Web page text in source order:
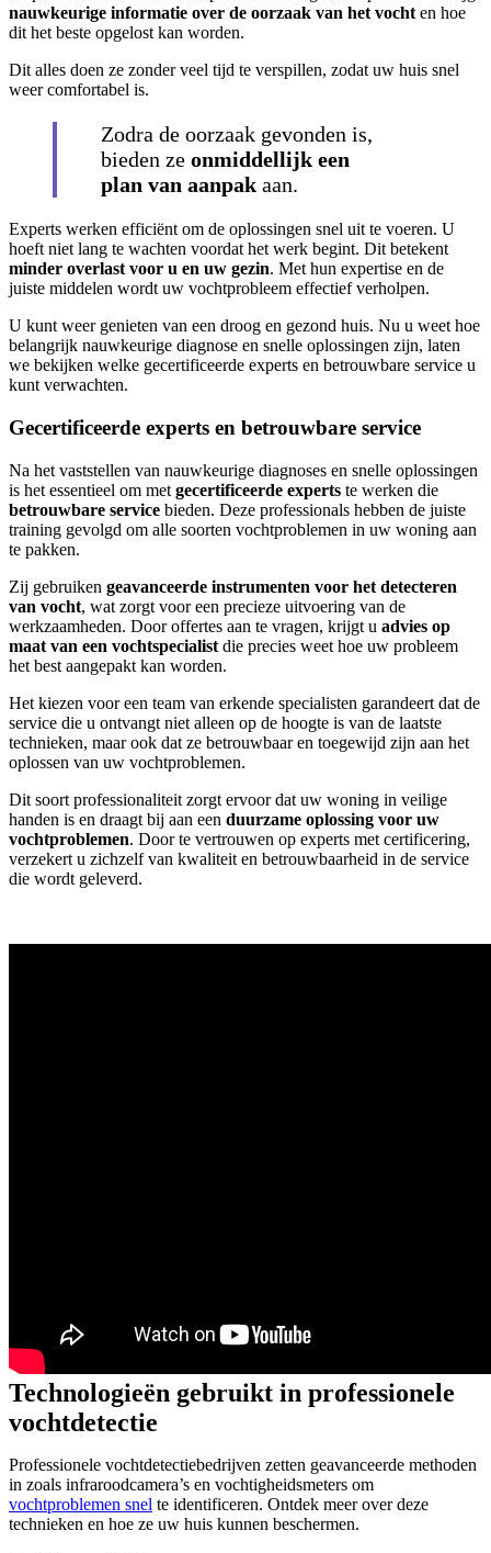
nauwkeurige informatie over de oorzaak van het vochten hoe
dit het beste opgelost kan worden.
Dit alles doen ze zonder veel tijd te verspillen, zodat uw huis snel
weer comfortabel is.
Zodra de oorzaak gevonden is,
bieden ze onmiddellijk een
plan van aanpak aan.
Experts werken efficiënt om de oplossingen snel uit te voeren. U
hoeft niet lang te wachten voordat het werk begint. Dit betekent
minder overlast voor u en uw gezin. Met hun expertise en de
juiste middelen wordt uw vochtprobleem effectief verholpen.
U kunt weer genieten van een droog en gezond huis. Nu u weet hoe
belangrijk nauwkeurige diagnose en snelle oplossingen zijn, laten
we bekijken welke gecertificeerde experts en betrouwbare service u
kunt verwachten.
Gecertificeerde experts en betrouwbare service
Na het vaststellen van nauwkeurige diagnoses en snelle oplossingen
is het essentieel om met gecertificeerde experts te werken die
betrouwbare service bieden. Deze professionals hebben de juiste
training gevolgd om alle soorten vochtproblemen in uw woning aan
te pakken.
Zij gebruiken geavanceerde instrumenten voor het detecteren
van vocht, wat zorgt voor een precieze uitvoering van de
werkzaamheden. Door offertes aan te vragen, krijgt u advies op
maat van een vochtspecialist die precies weet hoe uw probleem
het best aangepakt kan worden.
Het kiezen voor een team van erkende specialisten garandeert dat de
service die u ontvangt niet alleen op de hoogte is van de laatste
technieken, maar ook dat ze betrouwbaar en toegewijd zijn aan het
oplossen van uw vochtproblemen.
Dit soort professionaliteit zorgt ervoor dat uw woning in veilige
handen is en draagt bij aan een duurzame oplossing voor uw
vochtproblemen. Door te vertrouwen op experts met certificering,
verzekert u zichzelf van kwaliteit en betrouwbaarheid in de service
die wordt geleverd.
Technologieën gebruikt in professionele
vochtdetectie
Professionele vochtdetectiebedrijven zetten geavanceerde methoden
in zoals infraroodcamera’s en vochtigheidsmeters om
vochtproblemen snel te identificeren. Ontdek meer over deze
technieken en hoe ze uw huis kunnen beschermen.